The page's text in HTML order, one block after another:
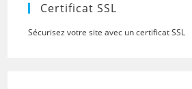
Certificat SSL
Sécurisez votre site avec un certificat SSL